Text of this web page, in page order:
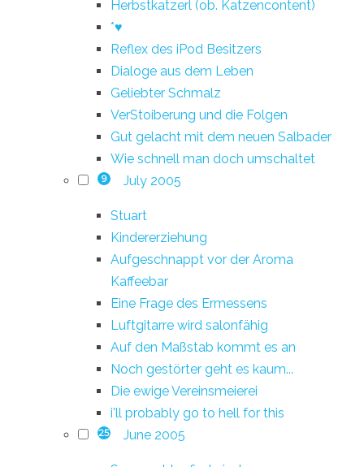
Herbstkatzerl (ob. Katzencontent)
*♥
Reflex des iPod Besitzers
Dialoge aus dem Leben
Geliebter Schmalz
VerStoiberung und die Folgen
Gut gelacht mit dem neuen Salbader
Wie schnell man doch umschaltet
9 July 2005
Stuart
Kindererziehung
Aufgeschnappt vor der Aroma
Kaffeebar
Eine Frage des Ermessens
Luftgitarre wird salonfähig
Auf den Maßstab kommt es an
Noch gestörter geht es kaum...
Die ewige Vereinsmeierei
i'll probably go to hell for this
25 June 2005